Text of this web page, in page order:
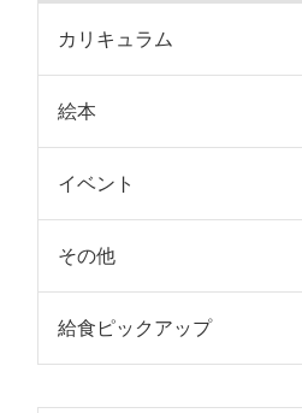
カリキュラム
絵本
イベント
その他
給食ピックアップ